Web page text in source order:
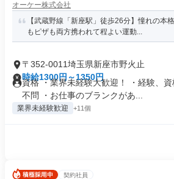
オーケー株式会社
【武蔵野線「新座駅」徒歩26分】憧れの本
もピザも両方携われて程よい運動...
〒352-0011埼玉県新座市野火止
時給1300円～1350円
資格 ・業界未経験大歓迎！ ・経験、
不問 ・お仕事のブランクがあ...
業界未経験歓迎 +11個
契約社員